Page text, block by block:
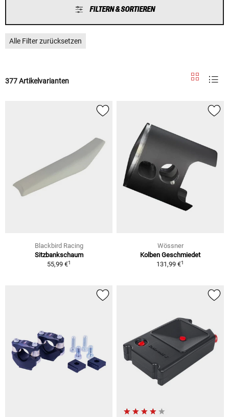
FILTERN & SORTIEREN
Alle Filter zurücksetzen
377 Artikelvarianten
Blackbird Racing
Sitzbankschaum
55,99 €1
Wössner
Kolben Geschmiedet
131,99 €1